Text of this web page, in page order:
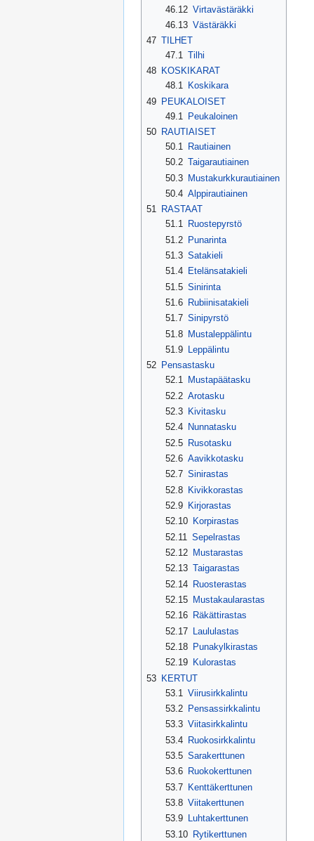
46.12 Virtavästäräkki
46.13 Västäräkki
47 TILHET
47.1 Tilhi
48 KOSKIKARAT
48.1
Koskikara
49 PEUKALOISET
49.1
Peukaloinen
50 RAUTIAISET
50.1
Rautiainen
50.2 Taigarautiainen
50.3
Mustakurkkurautiainen
50.4 Alppirautiainen
51 RASTAAT
51.1
Ruostepyrstö
51.2
Punarinta
51.3 Satakieli
51.4
Etelänsatakieli
51.5 Sinirinta
51.6
Rubiinisatakieli
51.7 Sinipyrstö
51.8
Mustaleppälintu
51.9
Leppälintu
52 Pensastasku
52.1
Mustapäätasku
52.2 Arotasku
52.3
Kivitasku
52.4
Nunnatasku
52.5 Rusotasku
52.6 Aavikkotasku
52.7 Sinirastas
52.8 Kivikkorastas
52.9
Kirjorastas
52.10
Korpirastas
52.11 Sepelrastas
52.12
Mustarastas
52.13 Taigarastas
52.14 Ruosterastas
52.15
Mustakaularastas
52.16
Räkättirastas
52.17 Laululastas
52.18
Punakylkirastas
52.19
Kulorastas
53 KERTUT
53.1 Viirusirkkalintu
53.2
Pensassirkkalintu
53.3 Viitasirkkalintu
53.4 Ruokosirkkalintu
53.5 Sarakerttunen
53.6
Ruokokerttunen
53.7 Kenttäkerttunen
53.8 Viitakerttunen
53.9
Luhtakerttunen
53.10 Rytikerttunen